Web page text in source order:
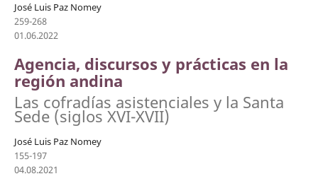
José Luis Paz Nomey
259-268
01.06.2022
Agencia, discursos y prácticas en la
región andina
Las cofradías asistenciales y la Santa
Sede (siglos XVI-XVII)
José Luis Paz Nomey
155-197
04.08.2021